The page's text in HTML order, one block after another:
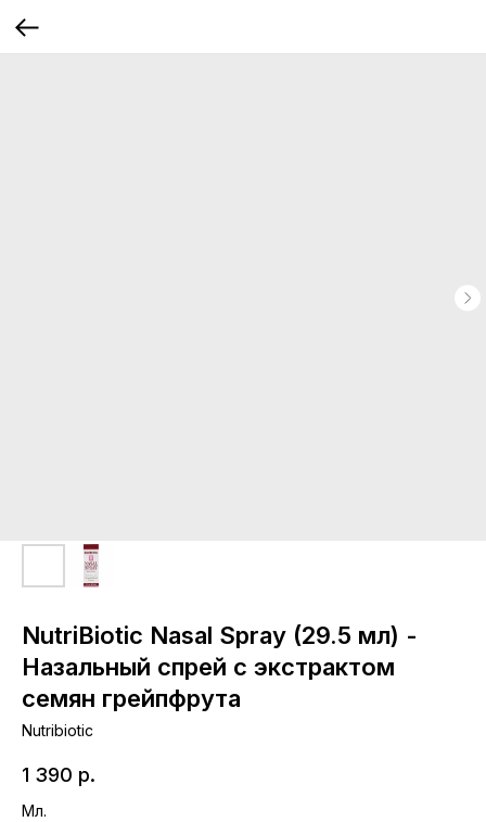
NutriBiotic Nasal Spray (29.5 мл) -
Назальный спрей с экстрактом
семян грейпфрута
Nutribiotic
1 390 р.
Мл.